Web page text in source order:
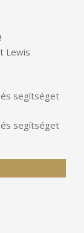
Lewis
segítséget
segítséget